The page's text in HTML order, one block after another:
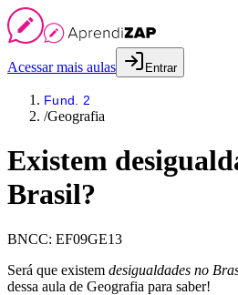
Acessar mais aulas Entrar
Fund. 2
/Geografia
Existem
Brasil?
BNCC: EF09GE13
Será que existem desigualdades no
dessa aula de Geografia para saber!